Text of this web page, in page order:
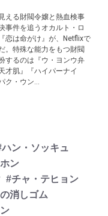
える財閥令嬢と熱血検事
事件を追うオカルト・ロ
恋は命がけ』が、Netflixで
。特殊な能力をもつ財閥
するのは『ウ・ヨンウ弁
才肌』『ハイパーナイ
ク・ウン...
ハン・ソッキュ
ン
#チャ・テヒョン
消しゴム